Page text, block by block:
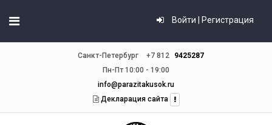
Войти | Регистрация
Санкт-Петербург +7 812
9425287
Пн-Пт 10:00 - 19:00
info@parazitakusok.ru
Декларация сайта